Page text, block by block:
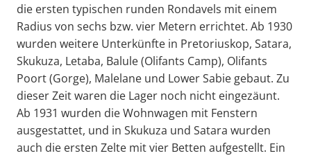
die ersten typischen runden Rondavels mit einem
Radius von sechs bzw. vier Metern errichtet. Ab 1930
wurden weitere Unterkünfte in Pretoriuskop, Satara,
Skukuza, Letaba, Balule (Olifants Camp), Olifants
Poort (Gorge), Malelane und Lower Sabie gebaut. Zu
dieser Zeit waren die Lager noch nicht eingezäunt.
Ab 1931 wurden die Wohnwagen mit Fenstern
ausgestattet, und in Skukuza und Satara wurden
auch die ersten Zelte mit vier Betten aufgestellt. Ein